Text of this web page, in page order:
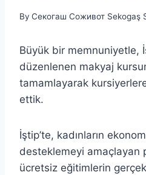
By Секогаш Соживот Sekogaş
Büyük bir memnuniyetle,
düzenlenen makyaj
tamamlayarak
ettik.
İştip’te, kadınların
desteklemeyi amaçlayan
ücretsiz eğitimlerin